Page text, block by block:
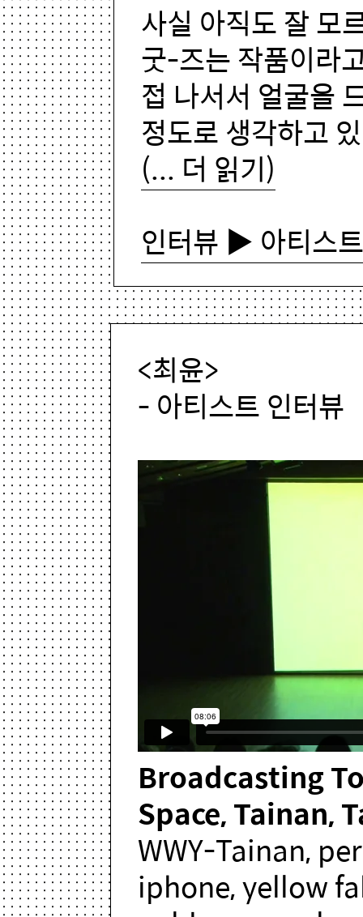
사실 아직도 잘 모
굿-즈는 작품이라
접 나서서 얼굴을
정도로 생각하고
(... 더 읽기)
인터뷰 ▶ 아티스
<최윤>
- 아티스트 인터뷰
Broadcasting
Space, Tainan,
WWY-Tainan,
iphone, yellow